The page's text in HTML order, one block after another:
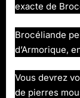
exacte de
Brocéliande
d’Armorique,
Vous devrez
de pierres